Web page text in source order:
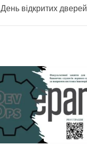
День відкритих дверей